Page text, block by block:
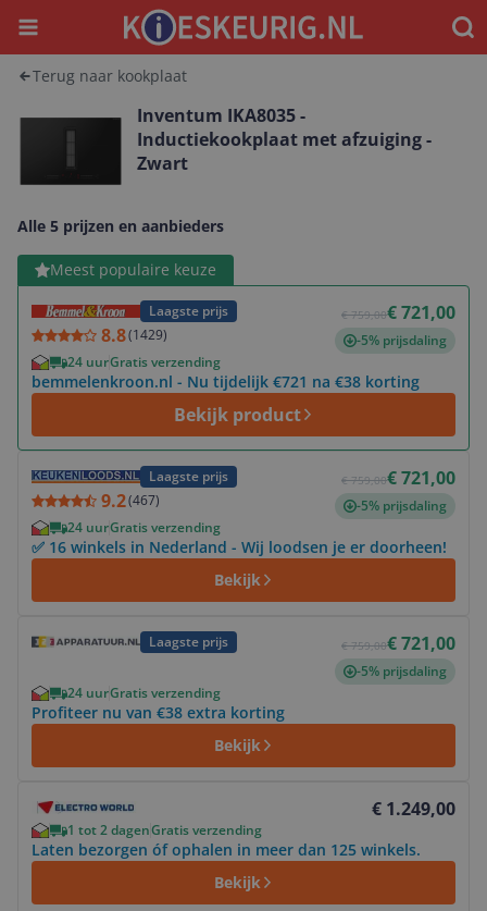
Menu
Terug naar kookplaat
Inventum IKA8035 -
Inductiekookplaat met afzuiging -
Zwart
Alle 5 prijzen en aanbieders
Meest populaire keuze
Laagste prijs
8.8(1429)
€ 759,00€ 721,00
-5% prijsdaling
24 uurGratis verzending
bemmelenkroon.nl - Nu tijdelijk €721 na €38 korting
Bekijk product
Bekijk product
Laagste prijs
9.2(467)
€ 759,00€ 721,00
-5% prijsdaling
24 uurGratis verzending
✅ 16 winkels in Nederland - Wij loodsen je er doorheen!
Bekijk
Laagste prijs € 759,00€ 721,00
-5% prijsdaling
24 uurGratis verzending
Profiteer nu van €38 extra korting
Bekijk
€ 1.249,00
1 tot 2 dagenGratis verzending
Laten bezorgen óf ophalen in meer dan 125 winkels.
Bekijk